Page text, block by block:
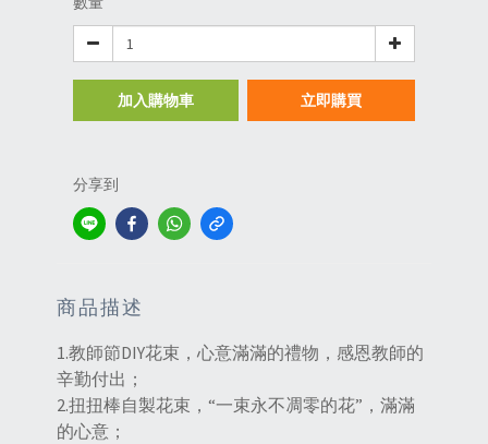
加入購物車 立即購買
分享到
商品描述
1.教師節DIY花束，心意滿滿的禮物，感恩教師的
辛勤付出；
2.扭扭棒自製花束，“一束永不凋零的花”，滿滿
的心意；